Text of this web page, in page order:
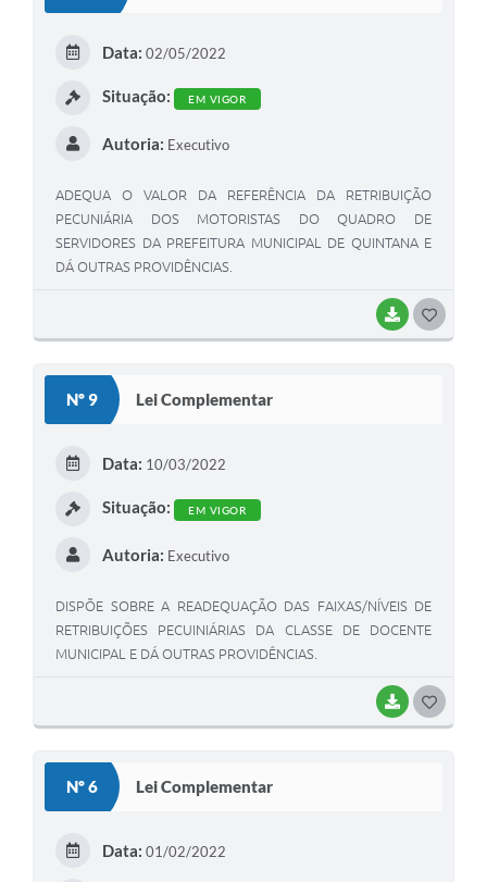
BAIXAR
Data: 02/05/2022
Situação: EM VIGOR
Autoria: Executivo
ADEQUA O VALOR DA REFERÊNCIA DA RETRIBUIÇÃO
PECUNIÁRIA DOS MOTORISTAS DO QUADRO DE
SERVIDORES DA PREFEITURA MUNICIPAL DE QUINTANA E
DÁ OUTRAS PROVIDÊNCIAS.
Nº 9 Lei Complementar
BAIXAR
Data: 10/03/2022
Situação: EM VIGOR
Autoria: Executivo
DISPÕE SOBRE A READEQUAÇÃO DAS FAIXAS/NÍVEIS DE
RETRIBUIÇÕES PECUINIÁRIAS DA CLASSE DE DOCENTE
MUNICIPAL E DÁ OUTRAS PROVIDÊNCIAS.
Nº 6 Lei Complementar
Data: 01/02/2022